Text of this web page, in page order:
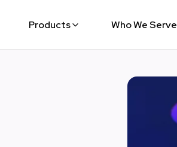
Products Who We Serve